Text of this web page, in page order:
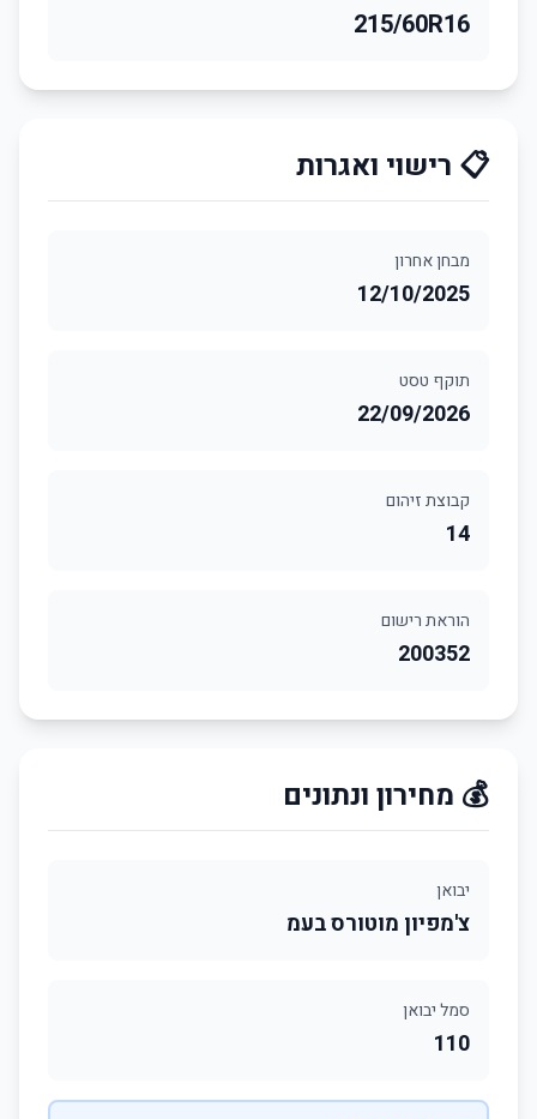
215/60R16
📋 רישוי ואגרות
מבחן אחרון
12/10/2025
תוקף טסט
22/09/2026
קבוצת זיהום
14
הוראת רישום
200352
💰 מחירון ונתונים
יבואן
צ'מפיון מוטורס בעמ
סמל יבואן
110